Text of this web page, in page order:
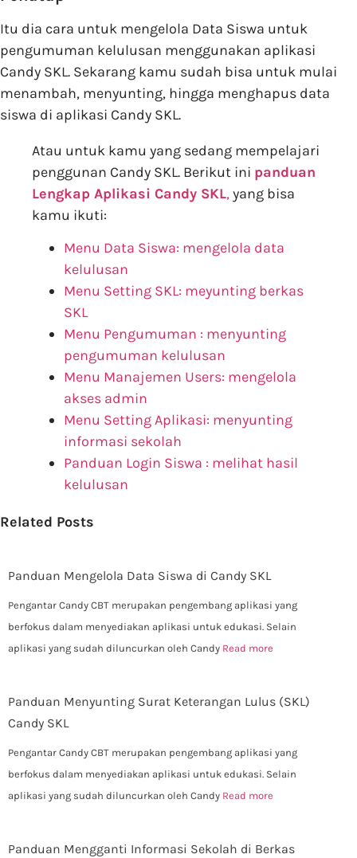
Itu dia cara untuk mengelola Data Siswa untuk
pengumuman kelulusan menggunakan aplikasi
Candy SKL. Sekarang kamu sudah bisa untuk mulai
menambah, menyunting, hingga menghapus data
siswa di aplikasi Candy SKL.
Atau untuk kamu yang sedang mempelajari
penggunan Candy SKL. Berikut ini panduan
Lengkap Aplikasi Candy SKL,yang bisa
kamu ikuti:
Menu Data Siswa: mengelola data
kelulusan
Menu Setting SKL: meyunting berkas
SKL
Menu Pengumuman : menyunting
pengumuman kelulusan
Menu Manajemen Users: mengelola
akses admin
Menu Setting Aplikasi: menyunting
informasi sekolah
Panduan Login Siswa : melihat hasil
kelulusan
Related Posts
Panduan Mengelola Data Siswa di Candy SKL
Pengantar Candy CBT merupakan pengembang aplikasi yang
berfokus dalam menyediakan aplikasi untuk edukasi. Selain
aplikasi yang sudah diluncurkan oleh Candy Read more
Panduan Menyunting Surat Keterangan Lulus (SKL)
Candy SKL
Pengantar Candy CBT merupakan pengembang aplikasi yang
berfokus dalam menyediakan aplikasi untuk edukasi. Selain
aplikasi yang sudah diluncurkan oleh Candy Read more
Panduan Mengganti Informasi Sekolah di Berkas